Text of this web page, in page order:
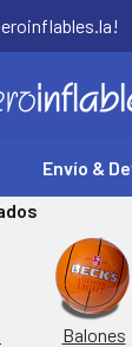
Envío &
Balones